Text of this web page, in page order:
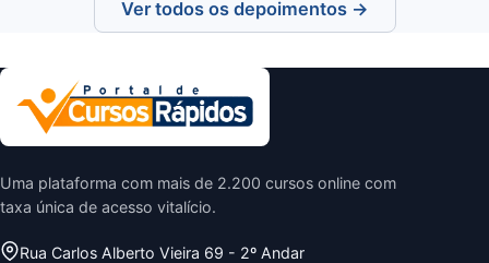
Ver todos os depoimentos →
Uma plataforma com mais de 2.200 cursos online com
taxa única de acesso vitalício.
Rua Carlos Alberto Vieira 69 - 2º Andar